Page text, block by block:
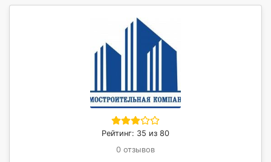
Рейтинг: 35 из 80
0 отзывов